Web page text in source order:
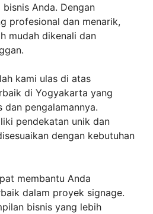
Anda. Dengan
profesional dan menarik,
mudah dikenali dan
kami ulas di atas
di Yogyakarta yang
pengalamannya.
pendekatan unik dan
dengan kebutuhan
membantu Anda
dalam proyek signage.
bisnis yang lebih